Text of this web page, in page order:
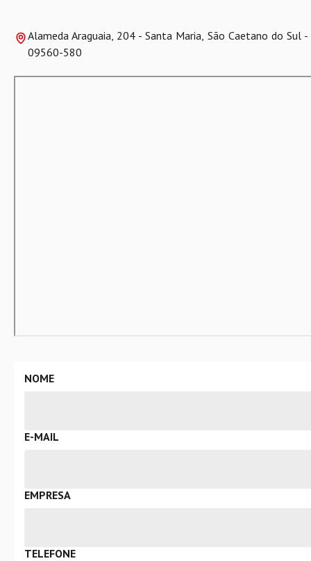
Alameda Araguaia, 204 - Santa Maria, São Caetano do Sul -
09560-580
NOME
E-MAIL
EMPRESA
TELEFONE